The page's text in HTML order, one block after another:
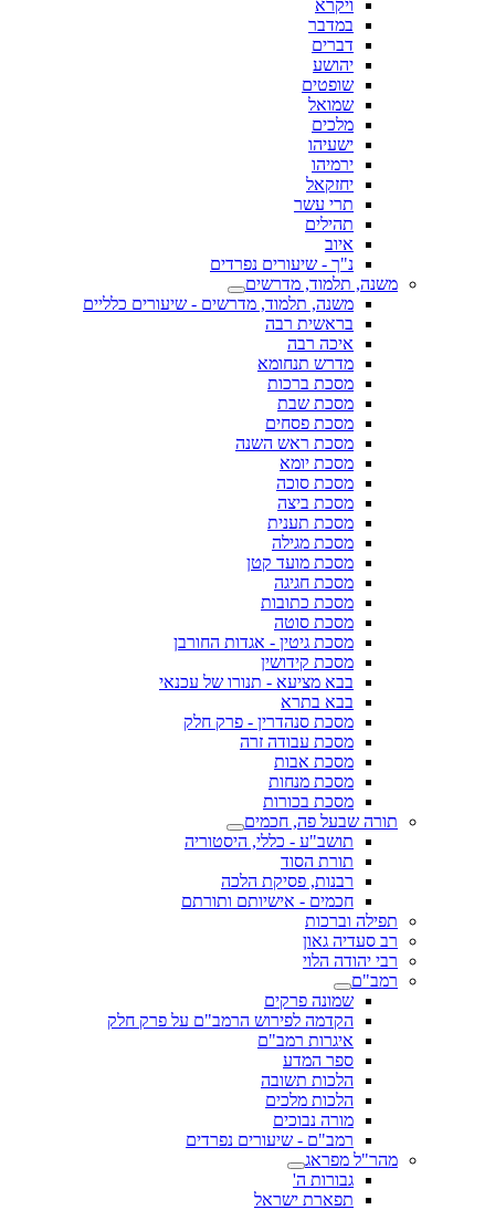
ויקרא
במדבר
דברים
יהושע
שופטים
שמואל
מלכים
ישעיהו
ירמיהו
יחזקאל
תרי עשר
תהילים
איוב
נ"ך - שיעורים נפרדים
משנה, תלמוד, מדרשים
משנה, תלמוד, מדרשים - שיעורים כלליים
בראשית רבה
איכה רבה
מדרש תנחומא
מסכת ברכות
מסכת שבת
מסכת פסחים
מסכת ראש השנה
מסכת יומא
מסכת סוכה
מסכת ביצה
מסכת תענית
מסכת מגילה
מסכת מועד קטן
מסכת חגיגה
מסכת כתובות
מסכת סוטה
מסכת גיטין - אגדות החורבן
מסכת קידושין
בבא מציעא - תנורו של עכנאי
בבא בתרא
מסכת סנהדרין - פרק חלק
מסכת עבודה זרה
מסכת אבות
מסכת מנחות
מסכת בכורות
תורה שבעל פה, חכמים
תושב"ע - כללי, היסטוריה
תורת הסוד
רבנות, פסיקת הלכה
חכמים - אישיותם ותורתם
תפילה וברכות
רב סעדיה גאון
רבי יהודה הלוי
רמב"ם
שמונה פרקים
הקדמה לפירוש הרמב"ם על פרק חלק
איגרות רמב"ם
ספר המדע
הלכות תשובה
הלכות מלכים
מורה נבוכים
רמב"ם - שיעורים נפרדים
מהר"ל מפראג
גבורות ה'
תפארת ישראל